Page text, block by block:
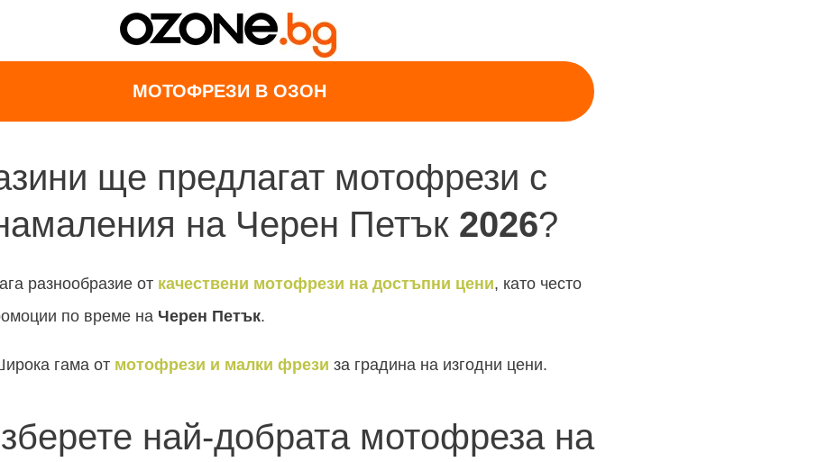
МОТОФРЕЗИ В ОЗОН
ще предлагат мотофрези с
на Черен Петък 2026?
разнообразие от качествени мотофрези на достъпни цени, като често
по време на Черен Петък.
гама от мотофрези и малки фрези за градина на изгодни цени.
най-добрата мотофреза на